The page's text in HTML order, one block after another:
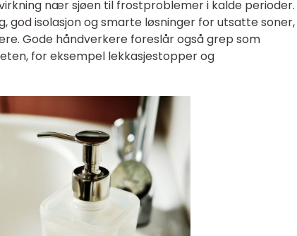
nær sjøen til frostproblemer i kalde perioder.
god isolasjon og smarte løsninger for utsatte soner,
Gode håndverkere foreslår også grep som
for eksempel lekkasjestopper og